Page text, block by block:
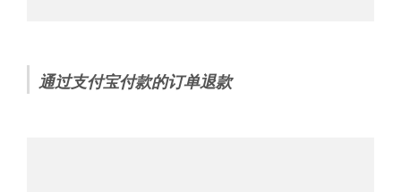
通过支付宝付款的订单退款